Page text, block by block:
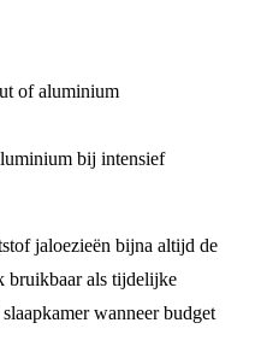
of aluminium
bij intensief
jaloezieën bijna altijd de
bruikbaar als tijdelijke
wanneer budget